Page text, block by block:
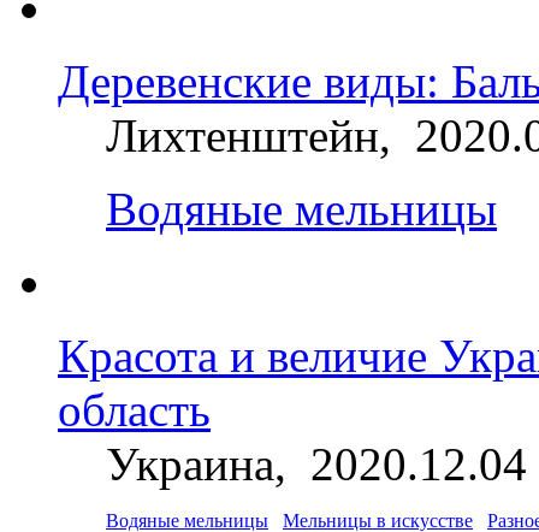
Деревенские виды:
Лихтенштейн,
Водяные мельницы
Красота и величие
область
Украина, 2020.12.04
Водяные мельницы Мельницы в искусстве